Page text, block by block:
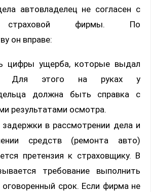
автовладелец не согласен с
страховой фирмы. По
он вправе:
цифры ущерба, которые выдал
Для этого на руках у
должна быть справка с
результатами осмотра.
задержки в рассмотрении дела и
средств (ремонта авто)
претензия к страховщику. В
требование выполнить
оговоренный срок. Если фирма не